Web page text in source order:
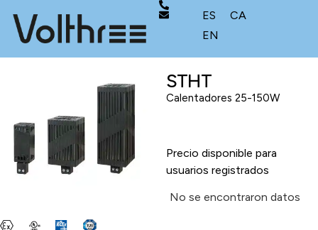
ES
CA
EN
STHT
Calentadores 25-150W
Precio disponible para
usuarios registrados
No se encontraron datos